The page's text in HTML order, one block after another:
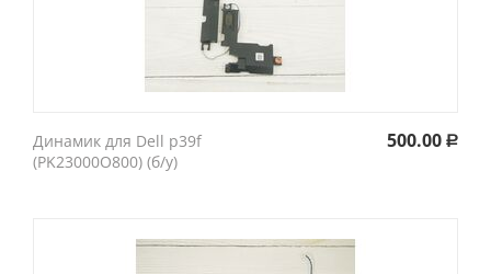
Динамик для Dell p39f
(PK23000O800) (б/у)
500.00 Р